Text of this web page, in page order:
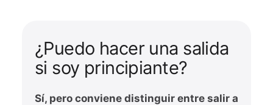
¿Puedo hacer una salida
si soy principiante?
Sí, pero conviene distinguir entre salir a